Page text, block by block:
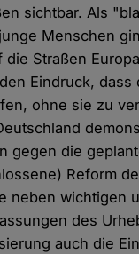
sichtbar. Als
Menschen
die Straßen
Eindruck, dass
ohne sie zu
gegen die
Reform
neben wichtigen
des
auch die